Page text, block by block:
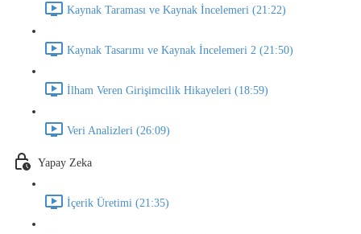
Kaynak Taraması ve Kaynak İncelemeri (21:22)
Kaynak Tasarımı ve Kaynak İncelemeri 2 (21:50)
İlham Veren Girişimcilik Hikayeleri (18:59)
Veri Analizleri (26:09)
Yapay Zeka
İçerik Üretimi (21:35)